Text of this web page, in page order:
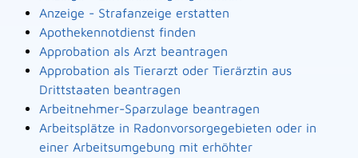
Anzeige - Strafanzeige erstatten
Apothekennotdienst finden
Approbation als Arzt beantragen
Approbation als Tierarzt oder Tierärztin aus
Drittstaaten beantragen
Arbeitnehmer-Sparzulage beantragen
Arbeitsplätze in Radonvorsorgegebieten oder in
einer Arbeitsumgebung mit erhöhter